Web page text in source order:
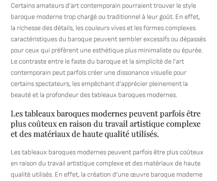
Certains amateurs d’art contemporain pourraient trouver le style
baroque moderne trop chargé ou traditionnel à leur goût. En effet,
la richesse des détails, les couleurs vives et les formes complexes
caractéristiques du baroque peuvent sembler excessifs ou dépassés
pour ceux qui préfèrent une esthétique plus minimaliste ou épurée.
Le contraste entre le faste du baroque et la simplicité de l’art
contemporain peut parfois créer une dissonance visuelle pour
certains spectateurs, les empêchant d’apprécier pleinement la
beauté et la profondeur des tableaux baroques modernes.
Les tableaux baroques modernes peuvent parfois être
plus coûteux en raison du travail artistique complexe
et des matériaux de haute qualité utilisés.
Les tableaux baroques modernes peuvent parfois être plus coûteux
en raison du travail artistique complexe et des matériaux de haute
qualité utilisés. En effet, la création d’une œuvre baroque moderne